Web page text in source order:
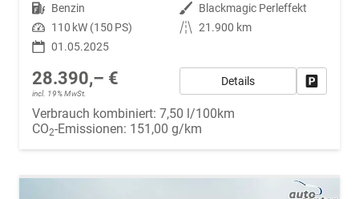
Kraftstoff Benzin Außenfarbe Blackmagic Perleffekt
Leistung 110 kW (150 PS) Kilometerstand 21.900 km
01.05.2025
28.390,– €
incl. 19% MwSt.
Details
Verbrauch kombiniert: 7,50 l/100km
CO2-Emissionen: 151,00 g/km